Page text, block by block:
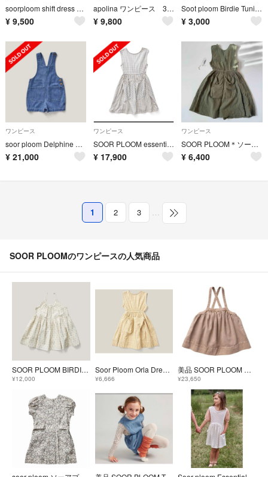
soorploom shift dress sugar ピンク8y
¥ 9,500
apolina ワンピース 3-5y
¥ 9,800
Soot ploom Birdie Tunic 4y
¥ 3,000
ワンピース
soor ploom Delphine Shortall Eco Wash 3Y
¥ 21,000
ワンピース
SOOR PLOOM essential Pocket Dress 8y
¥ 17,900
ワンピース
SOOR PLOOM＊ソーアプルーム＊Orla Dress＊Dill＊5y
¥ 6,400
1 2 3 …
SOOR PLOOMのワンピースの人気商品
SOOR PLOOM BIRDIE TUNIC (Floret)10y
¥12,000
Soor Ploom Orla Dress in Gingham 4y
¥6,666
美品 SOOR PLOOM ELOISE PINAFORE
¥23,650